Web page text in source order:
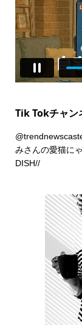
Tik Tokチャン
みさんの愛猫に
DISH//